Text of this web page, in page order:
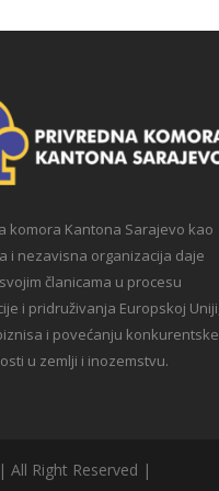
komora Kantona Sarajevo kao
i nezavisna organizacija daje
članicama u procesu
i pridruživanja Europskoj Uniji,
i povećanju konkurentske
u zemlji i inozemstvu.
All Right Reserved |